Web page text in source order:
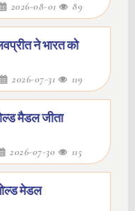
2026-08-01 89
ने भारत को
2026-07-31 119
मैडल जीता
2026-07-30 115
मेडल